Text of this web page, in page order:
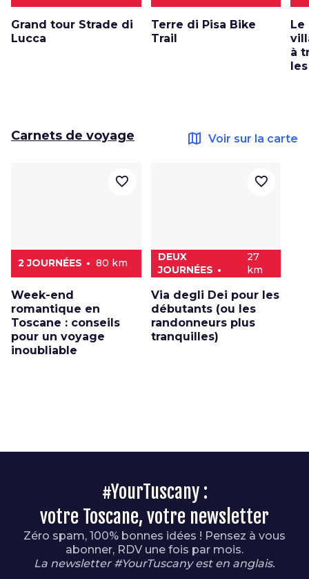
Grand tour Strade di
Lucca
Terre di Pisa Bike
Trail
Le
à
Carnets de voyage map Voir sur la carte
2 JOURNÉES 80 km
Week-end
romantique en
Toscane : conseils
pour un voyage
inoubliable
favorite_border
DEUX
JOURNÉES
27
km
Via degli Dei pour les
débutants (ou les
randonneurs plus
tranquilles)
favorite_border
#YourTuscany :
votre Toscane, votre newsletter
Zéro spam, 100% bonnes idées ! Pensez à vous
abonner, RDV une fois par mois.
La newsletter #YourTuscany est en anglais.